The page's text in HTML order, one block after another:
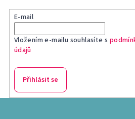
E-mail
Vložením e-mailu souhlasíte s
údajů
Přihlásit se